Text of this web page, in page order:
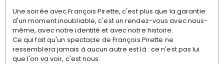
Une soirée avec François Pirette, c'est plus que la garantie
d'un moment inoubliable, c'est un rendez-vous avec nous-
même, avec notre identité et avec notre histoire.
Ce qui fait qu'un spectacle de François Pirette ne
ressemblera jamais à aucun autre est là : ce n'est pas lui
que l'on va voir, c'est nous.